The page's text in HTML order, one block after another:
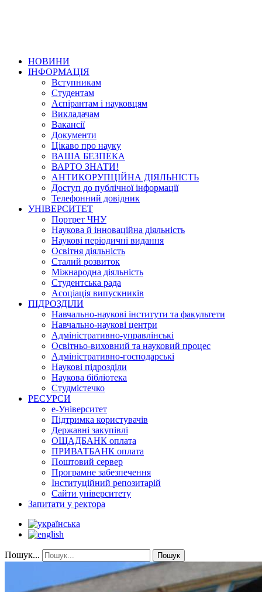
НОВИНИ
ІНФОРМАЦІЯ
Вступникам
Студентам
Аспірантам і науковцям
Викладачам
Вакансії
Документи
Цікаво про науку
ВАША БЕЗПЕКА
ВАРТО ЗНАТИ!
АНТИКОРУПЦІЙНА ДІЯЛЬНІСТЬ
Доступ до публічної інформації
Телефонний довідник
УНІВЕРСИТЕТ
Портрет ЧНУ
Наукова й інноваційна діяльність
Наукові періодичні видання
Освітня діяльність
Сталий розвиток
Міжнародна діяльність
Студентська рада
Асоціація випускників
ПІДРОЗДІЛИ
Навчально-наукові інститути та факультети
Навчально-наукові центри
Адміністративно-управлінські
Освітньо-виховний та науковий процес
Адміністративно-господарські
Наукові підрозділи
Наукова бібліотека
Студмістечко
РЕСУРСИ
е-Університет
Підтримка користувачів
Державні закупівлі
ОЩАДБАНК оплата
ПРИВАТБАНК оплата
Поштовий сервер
Програмне забезпечення
Інституційний репозитарій
Сайти університету
Запитати у ректора
Пошук... Пошук